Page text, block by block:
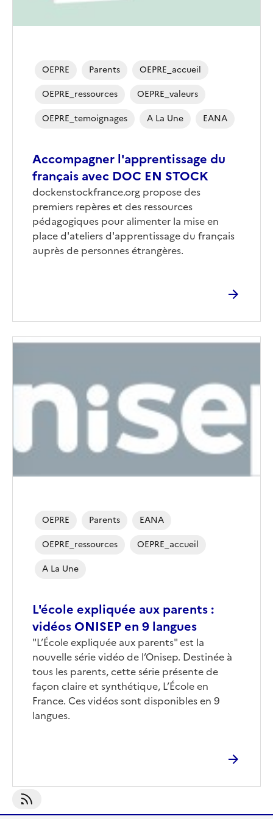
Accompagner l'apprentissage du
français avec DOC EN STOCK
dockenstockfrance.org propose des
premiers repères et des ressources
pédagogiques pour alimenter la mise en
place d'ateliers d'apprentissage du français
auprès de personnes étrangères.
OEPRE Parents
OEPRE_accueil
OEPRE_ressources
OEPRE_valeurs
OEPRE_temoignages
A La Une EANA
L'école expliquée aux parents :
vidéos ONISEP en 9 langues
"L’École expliquée aux parents" est la
nouvelle série vidéo de l’Onisep. Destinée à
tous les parents, cette série présente de
façon claire et synthétique, L’École en
France. Ces vidéos sont disponibles en 9
langues.
OEPRE Parents
EANA
OEPRE_ressources
OEPRE_accueil
A La Une
S'abonner À OEPRE_accueil